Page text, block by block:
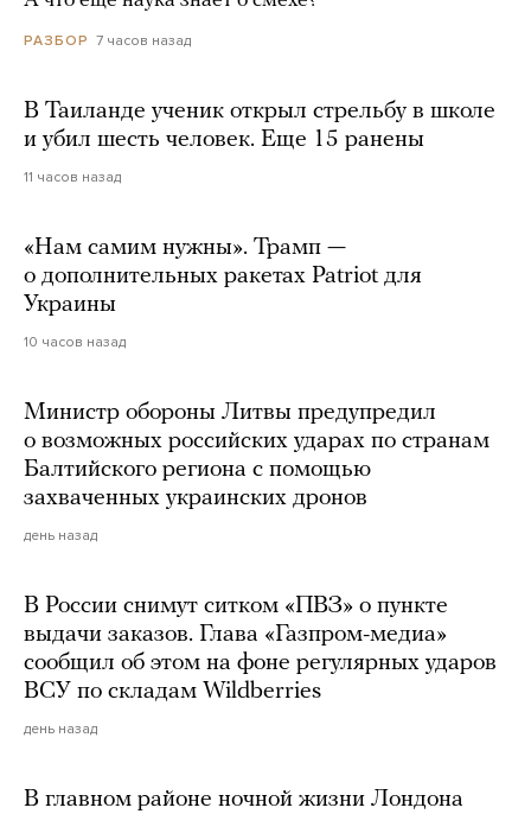
РАЗБОР 7 часов назад
В Таиланде ученик открыл стрельбу в школе
и убил шесть человек. Еще 15 ранены
11 часов назад
«Нам самим нужны». Трамп —
о дополнительных ракетах Patriot для
Украины
10 часов назад
Министр обороны Литвы предупредил
о возможных российских ударах по странам
Балтийского региона с помощью
захваченных украинских дронов
день назад
В России снимут ситком «ПВЗ» о пункте
выдачи заказов. Глава «Газпром-медиа»
сообщил об этом на фоне регулярных ударов
ВСУ по складам Wildberries
день назад
В главном районе ночной жизни Лондона